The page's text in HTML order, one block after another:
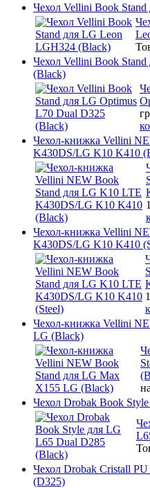
Чехол Vellini Book
Чехол Vellini Book
(Black)
Чехол-книжка Vellini
K430DS/LG K10 K410
Чехол-книжка Vellini
K430DS/LG K10 K410
Чехол-книжка Vellini
LG (Black)
Чехол Drobak Book
Чехол Drobak Cristall
(D325)